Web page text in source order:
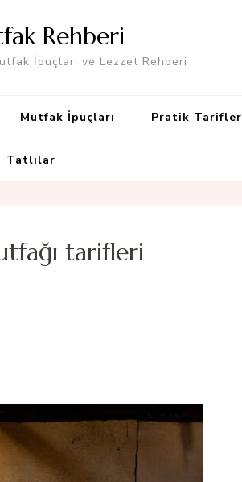
Rehberi
İpuçları ve Lezzet Rehberi
Mutfak İpuçları Pratik Tarifler
Tatlılar
tarifleri